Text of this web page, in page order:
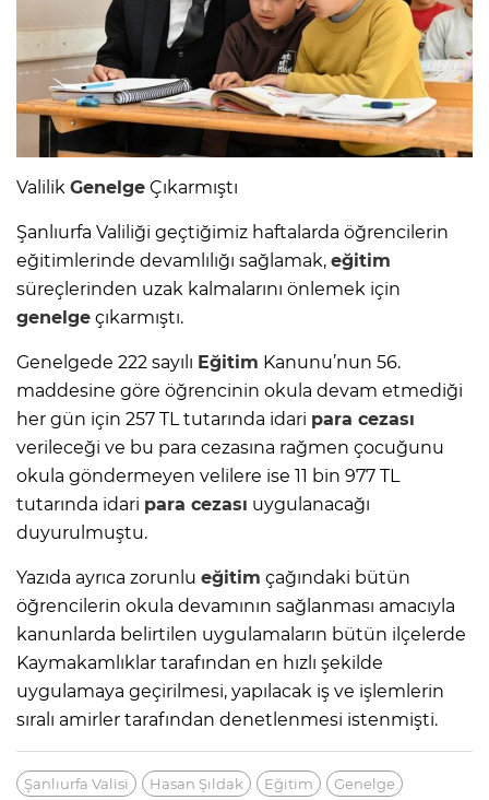
Valilik Genelge Çıkarmıştı
Şanlıurfa Valiliği geçtiğimiz haftalarda öğrencilerin
eğitimlerinde devamlılığı sağlamak, eğitim
süreçlerinden uzak kalmalarını önlemek için
genelge çıkarmıştı.
Genelgede 222 sayılı Eğitim Kanunu’nun 56.
maddesine göre öğrencinin okula devam etmediği
her gün için 257 TL tutarında idari para cezası
verileceği ve bu para cezasına rağmen çocuğunu
okula göndermeyen velilere ise 11 bin 977 TL
tutarında idari para cezası uygulanacağı
duyurulmuştu.
Yazıda ayrıca zorunlu eğitim çağındaki bütün
öğrencilerin okula devamının sağlanması amacıyla
kanunlarda belirtilen uygulamaların bütün ilçelerde
Kaymakamlıklar tarafından en hızlı şekilde
uygulamaya geçirilmesi, yapılacak iş ve işlemlerin
sıralı amirler tarafından denetlenmesi istenmişti.
Şanlıurfa Valisi Hasan Şıldak Eğitim
Genelge